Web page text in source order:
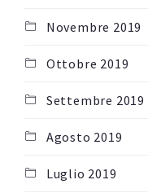
Novembre 2019
Ottobre 2019
Settembre 2019
Agosto 2019
Luglio 2019